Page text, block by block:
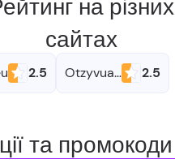
на різних
сайтах
2.5 Otzyvua.net 2.5
та промокоди